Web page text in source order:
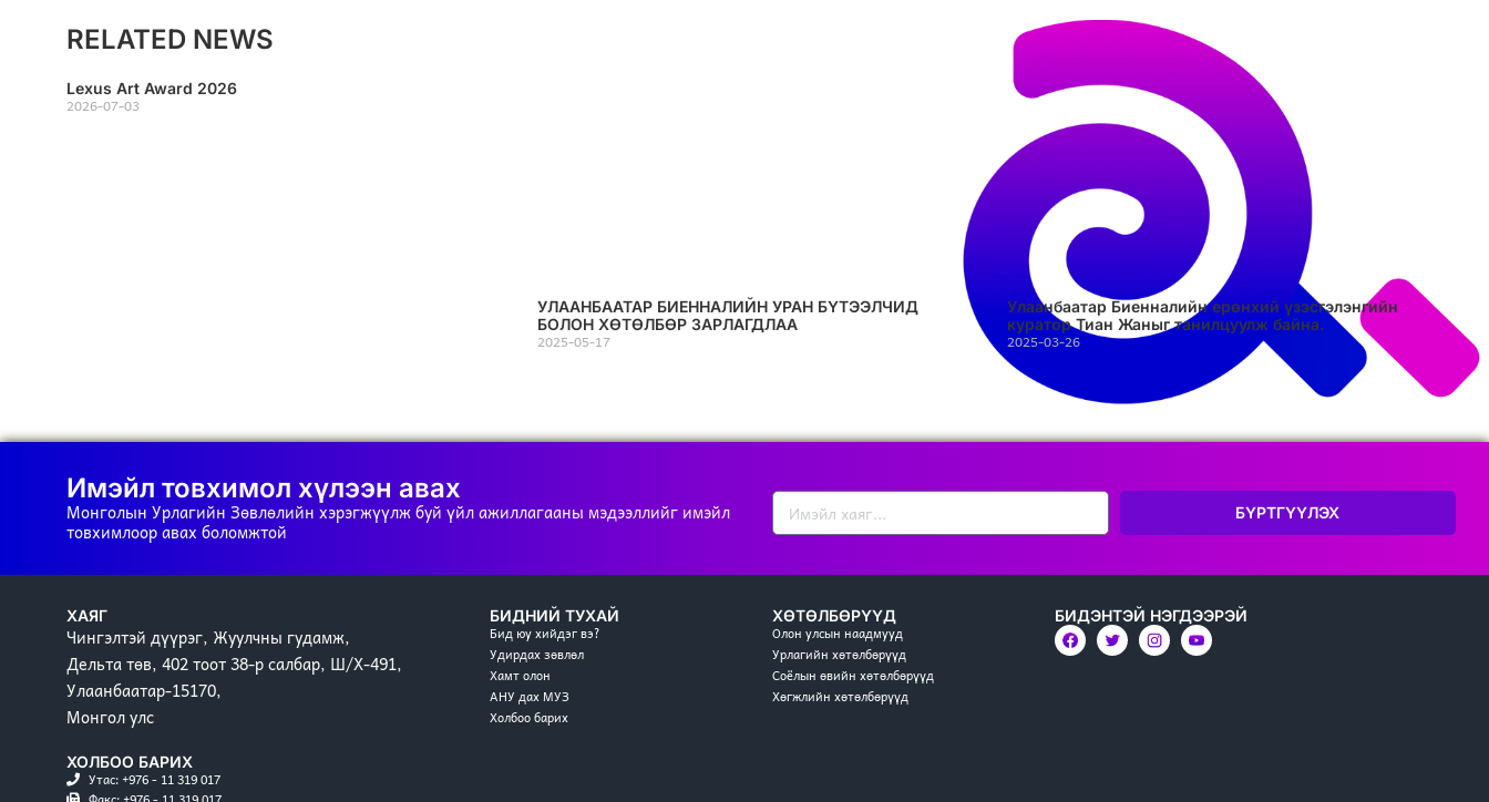
RELATED NEWS
Lexus Art Award 2026
2026-07-03
УЛААНБААТАР БИЕННАЛИЙН УРАН БҮТЭЭЛЧИД
БОЛОН ХӨТӨЛБӨР ЗАРЛАГДЛАА
2025-05-17
Улаанбаатар Биенналийн ерөнхий үзэсгэлэнгийн
куратор Тиан Жаныг танилцуулж байна.
2025-03-26
Имэйл товхимол хүлээн авах
Монголын Урлагийн Зөвлөлийн хэрэгжүүлж буй үйл ажиллагааны мэдээллийг имэйл
товхимлоор авах боломжтой
БҮРТГҮҮЛЭХ
ХАЯГ
Чингэлтэй дүүрэг, Жуулчны гудамж,
Дельта төв, 402 тоот 38-р салбар, Ш/Х-491,
Улаанбаатар-15170,
Монгол улс
ХОЛБОО БАРИХ
Утас: +976 - 11 319 017
БИДНИЙ ТУХАЙ
Бид юу хийдэг вэ?
Удирдах зөвлөл
Хамт олон
АНУ дах МУЗ
Холбоо барих
ХӨТӨЛБӨРҮҮД
Олон улсын наадмууд
Урлагийн хөтөлбөрүүд
Соёлын өвийн хөтөлбөрүүд
Хөгжлийн хөтөлбөрүүд
БИДЭНТЭЙ НЭГДЭЭРЭЙ